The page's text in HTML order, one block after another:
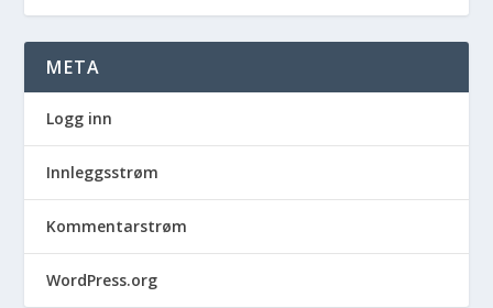
META
Logg inn
Innleggsstrøm
Kommentarstrøm
WordPress.org